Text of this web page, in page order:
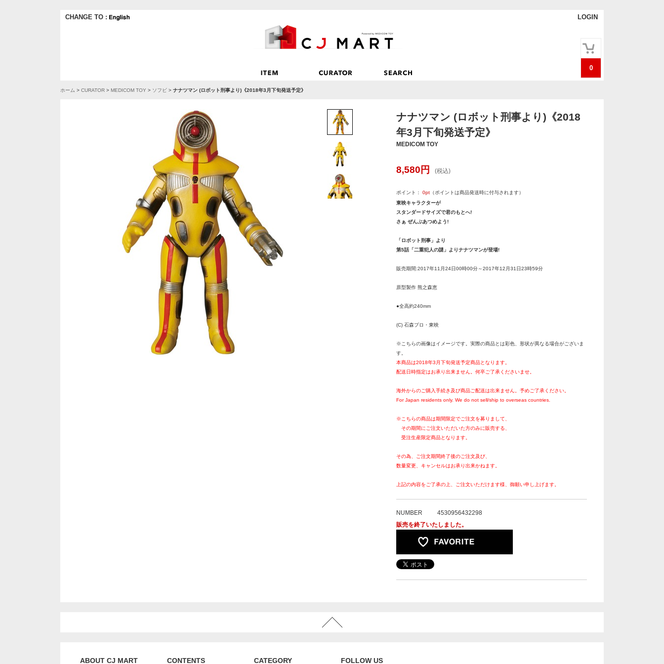
CHANGE TO : LOGIN
0
ホーム > CURATOR > MEDICOM TOY > ソフビ > ナナツマン (ロボット刑事より)《2018年3月下旬発送予定》
ナナツマン (ロボット刑事より)《2018
年3月下旬発送予定》
MEDICOM TOY
8,580 円 (税込)
ポイント： 0pt （ポイントは商品発送時に付与されます）
東映キャラクターが
スタンダードサイズで君のもとへ!
さぁ ぜんぶあつめよう!
「ロボット刑事」より
第5話「二重犯人の謎」よりナナツマンが登場!
販売期間:2017年11月24日00時00分～2017年12月31日23時59分
原型製作 熊之森恵
●全高約240mm
(C) 石森プロ・東映
※こちらの画像はイメージです。実際の商品とは彩色、形状が異なる場合がございま
す。
本商品は2018年3月下旬発送予定商品となります。
配送日時指定はお承り出来ません。何卒ご了承くださいませ。
海外からのご購入手続き及び商品ご配送は出来ません。予めご了承ください。
For Japan residents only. We do not sell/ship to overseas countries.
※こちらの商品は期間限定でご注文を募りまして、
その期間にご注文いただいた方のみに販売する、
受注生産限定商品となります。
その為、ご注文期間終了後のご注文及び、
数量変更、キャンセルはお承り出来かねます。
上記の内容をご了承の上、ご注文いただけます様、御願い申し上げます。
NUMBER
4530956432298
販売を終了いたしました。
ABOUT CJ MART CONTENTS CATEGORY FOLLOW US